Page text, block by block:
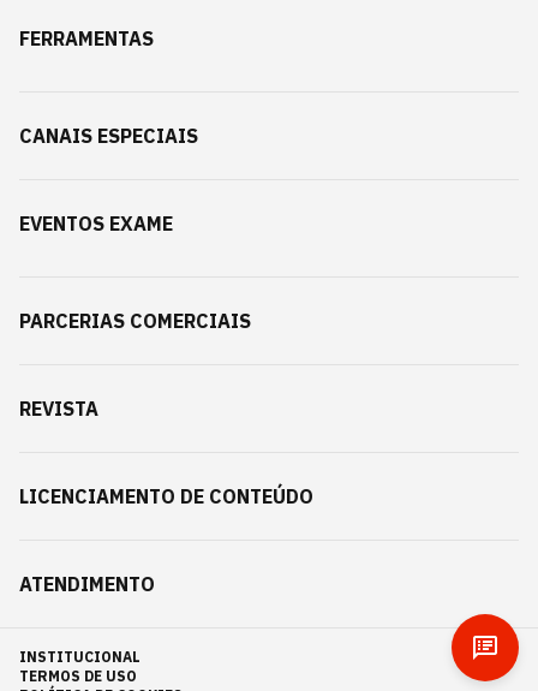
FERRAMENTAS
CANAIS ESPECIAIS
EVENTOS EXAME
PARCERIAS COMERCIAIS
REVISTA
LICENCIAMENTO DE CONTEÚDO
ATENDIMENTO
INSTITUCIONAL
TERMOS DE USO